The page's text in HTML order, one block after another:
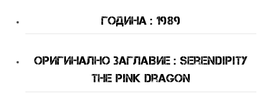
Година : 1989
оригинално Заглавие : Serendipity
the Pink Dragon